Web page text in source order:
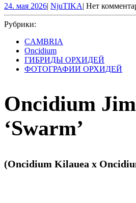
24. мая 202624.
мая
| NjuTIKANjuTIKA
| Нет
Рубрики:
CAMBRIA
Oncidium
ГИБРИДЫ ОРХИДЕЙ
ФОТОГРАФИИ ОРХИДЕЙ
Oncidium
‘Swarm’
(Oncidium Kilauea x